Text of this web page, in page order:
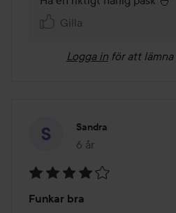
Gilla
Logga in för att
Sandra
6 år
Inlägget skapades 6
4
Funkar bra